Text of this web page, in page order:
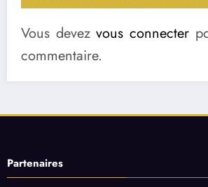
Vous devezvous connecter
commentaire.
Partenaires